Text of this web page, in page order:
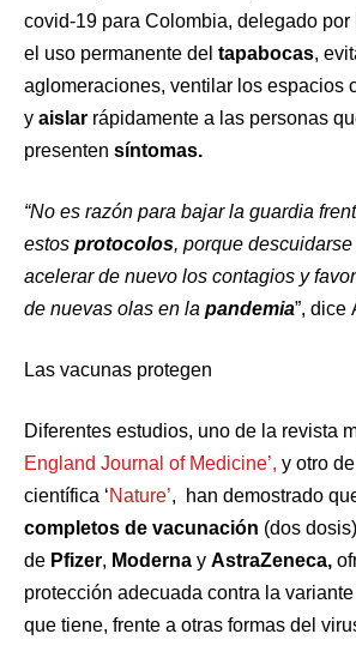
covid-19 para Colombia, delegado por
el uso permanente del tapabocas,
aglomeraciones, ventilar los espacios
y aislar rápidamente a las personas
presenten síntomas.
“No es razón para bajar la guardia
estos protocolos, porque
acelerar de nuevo los contagios y
de nuevas olas en la pandemia”, dice
Las vacunas protegen
Diferentes estudios, uno de la revista
England Journal of Medicine’, y otro
científica ‘Nature’, han demostrado
completos de vacunación (dos
de Pfizer, Moderna y AstraZeneca,
protección adecuada contra la
que tiene, frente a otras formas del